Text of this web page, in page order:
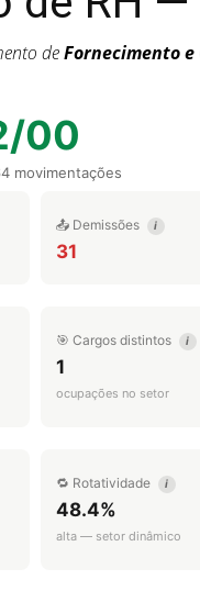
deFornecimento e
00
movimentações
📤 Demissões i
31
🎯 Cargos distintos i
1
ocupações no setor
🔁 Rotatividade i
48.4%
alta — setor dinâmico